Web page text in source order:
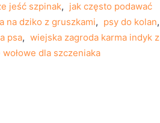
jeść szpinak, jak często podawać
na dziko z gruszkami, psy do kolan,
psa, wiejska zagroda karma indyk z
wołowe dla szczeniaka